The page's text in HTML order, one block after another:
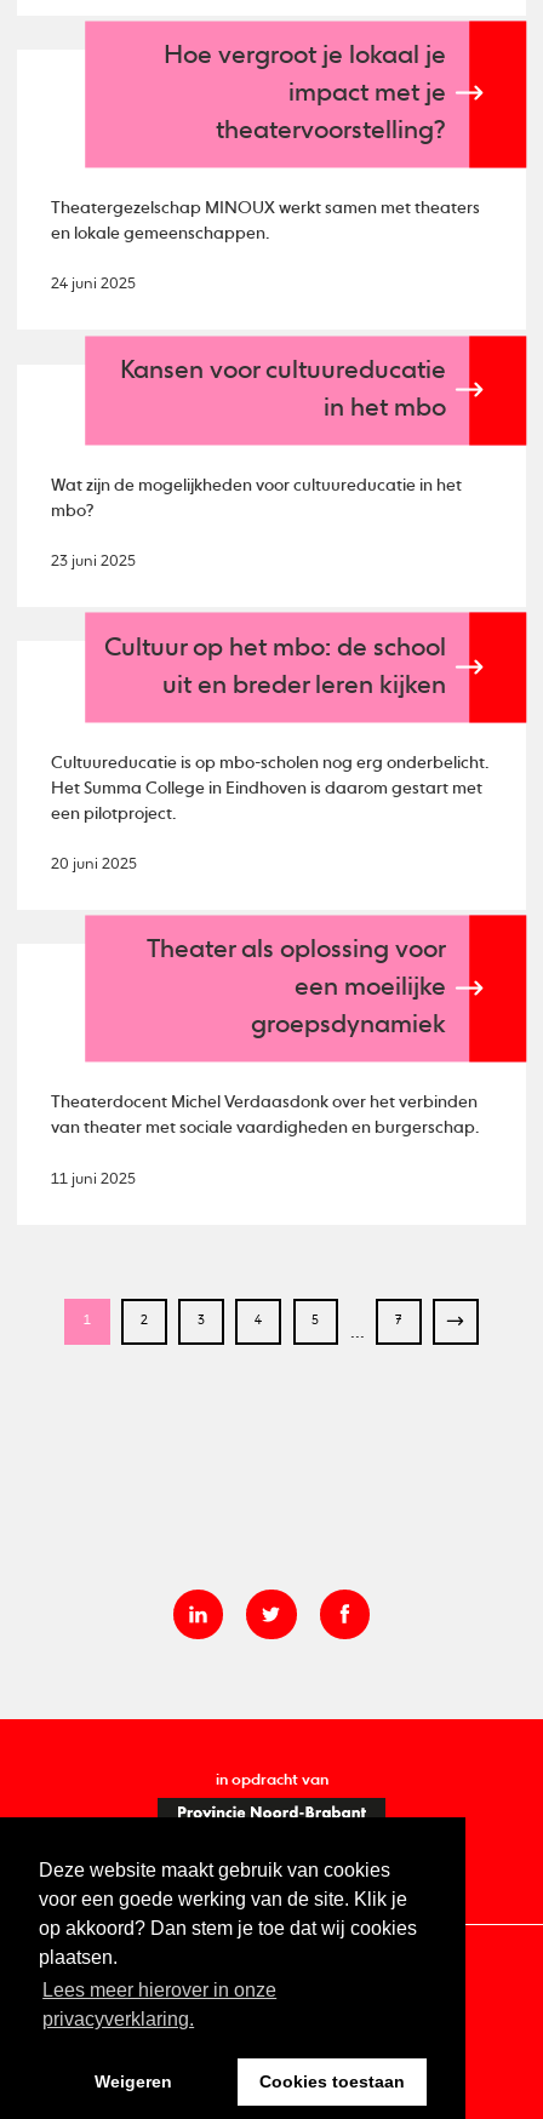
Deze website maakt gebruik van cookies
voor een goede werking van de site. Klik je
op akkoord? Dan stem je toe dat wij cookies
plaatsen.
Lees meer hierover in onze
privacyverklaring.
Weigeren Cookies toestaan
Hoe vergroot je lokaal je
impact met je
theatervoorstelling?
Theatergezelschap MINOUX werkt samen met theaters
en lokale gemeenschappen.
24 juni 2025
Kansen voor cultuureducatie
in het mbo
Wat zijn de mogelijkheden voor cultuureducatie in het
mbo?
23 juni 2025
Cultuur op het mbo: de school
uit en breder leren kijken
Cultuureducatie is op mbo-scholen nog erg onderbelicht.
Het Summa College in Eindhoven is daarom gestart met
een pilotproject.
20 juni 2025
Theater als oplossing voor
een moeilijke
groepsdynamiek
Theaterdocent Michel Verdaasdonk over het verbinden
van theater met sociale vaardigheden en burgerschap.
11 juni 2025
1 2 3 4 5 7
in opdracht van
Contact Vacatures ANBI
Digitale toegankelijkheid